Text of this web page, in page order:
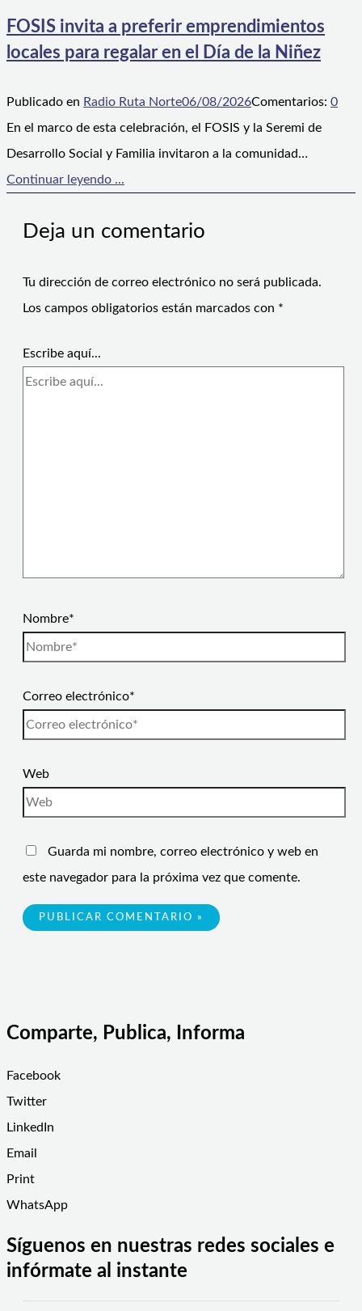
FOSIS invita a preferir emprendimientos
locales para regalar en el Día de la Niñez
Publicado en Radio Ruta Norte06/08/2026Comentarios: 0
En el marco de esta celebración, el FOSIS y la Seremi de
Desarrollo Social y Familia invitaron a la comunidad…
Continuar leyendo ...
Deja un comentario
Tu dirección de correo electrónico no será publicada.
Los campos obligatorios están marcados con *
Escribe aquí...
Nombre*
Correo electrónico*
Web
Guarda mi nombre, correo electrónico y web en
este navegador para la próxima vez que comente.
Comparte, Publica, Informa
Facebook
Twitter
LinkedIn
Email
Print
WhatsApp
Síguenos en nuestras redes sociales e
infórmate al instante